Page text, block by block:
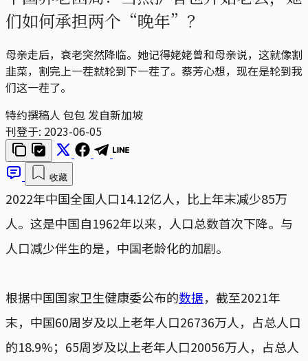
们如何承担两个“晚年”？
母亲走后，衰老突然降临。她记得姥姥曾和母亲说，这就像割
韭菜，割完上一茬就轮到下一茬了。蔡芳心想，现在是轮到我
们这一茬了。
特约撰稿人 包包 发自新加坡
刊登于: 2023-06-05
收藏
2022年中国全国人口14.12亿人，比上年末减少85万
人。这是中国自1962年以来，人口总数首次下降。与
人口减少伴生的是，中国老龄化的加剧。
根据中国国家卫生健康委公布的数据，截至2021年
末，中国60周岁及以上老年人口26736万人，占总人口
的18.9%；65周岁及以上老年人口20056万人，占总人